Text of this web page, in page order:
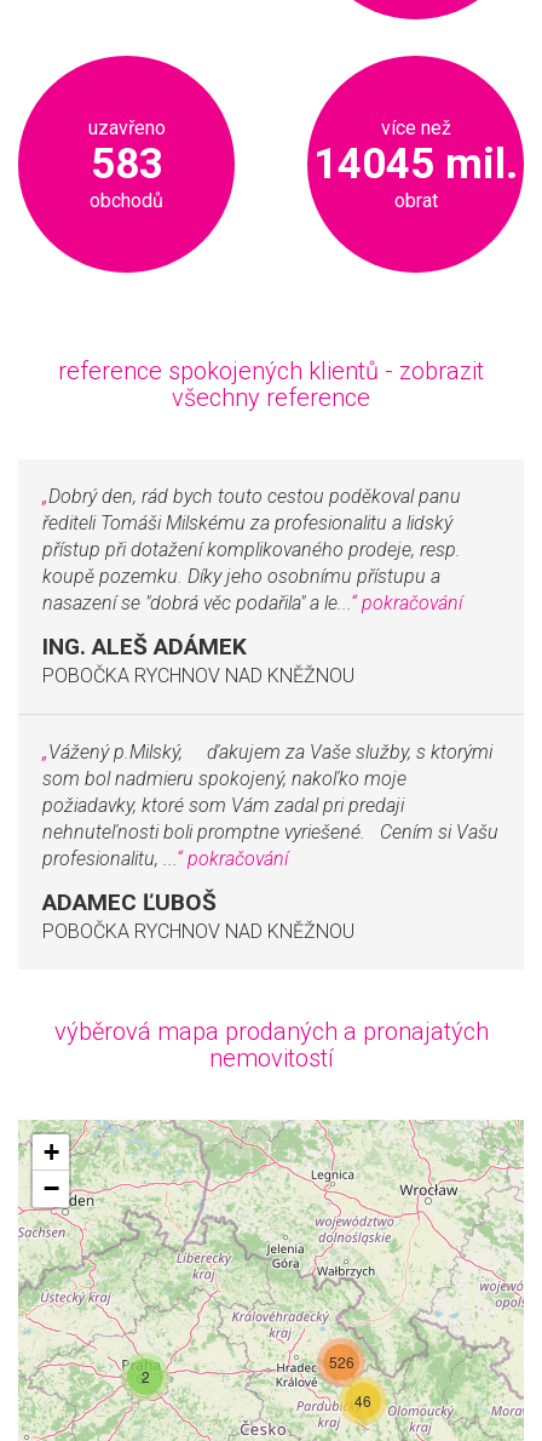
uzavřeno
583
obchodů
více než
14045 mil.
obrat
reference spokojených klientů - zobrazit
všechny reference
„Dobrý den, rád bych touto cestou poděkoval panu
řediteli Tomáši Milskému za profesionalitu a lidský
přístup při dotažení komplikovaného prodeje, resp.
koupě pozemku. Díky jeho osobnímu přístupu a
nasazení se "dobrá věc podařila" a le...“ pokračování
ING. ALEŠ ADÁMEK
POBOČKA RYCHNOV NAD KNĚŽNOU
„Vážený p.Milský, ďakujem za Vaše služby, s ktorými
som bol nadmieru spokojený, nakoľko moje
požiadavky, ktoré som Vám zadal pri predaji
nehnuteľnosti boli promptne vyriešené. Cením si Vašu
profesionalitu, ...“ pokračování
ADAMEC ĽUBOŠ
POBOČKA RYCHNOV NAD KNĚŽNOU
výběrová mapa prodaných a pronajatých
nemovitostí
mapa není k dispozici
2
46
526
+
−